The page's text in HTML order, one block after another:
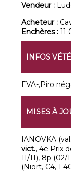
Vendeur :
Acheteur :
Enchères :11
INFOS
EVA-,Piro
MISES À
IANOVKA
vict., 4e Prix
11/11), 8p
(Niort, C4, 1